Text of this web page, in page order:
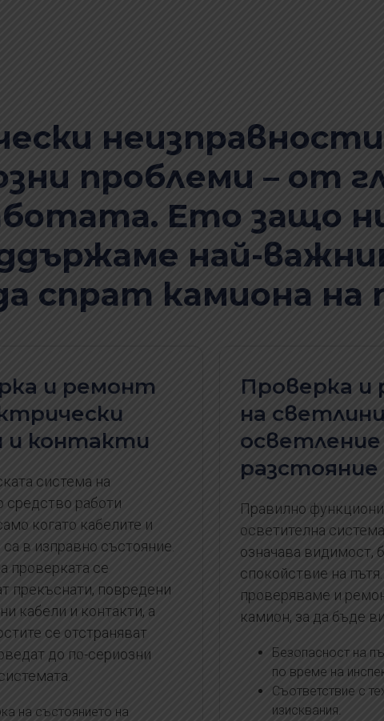
проблеми – от
Ето защо
най-
спрат камиона на
и ремонт
и контакти
система на
средство работи
когато кабелите и
са в изправно състояние.
проверката се
прекъснати, повредени
кабели и контакти, а
се отстраняват
до по-сериозни
на състоянието на
Проверка
на
осветление
разстояние
Правилно
осветителна
означава видимост,
спокойствие на
проверяваме и
камион, за да бъде
Безопасност на
по време на
Съответствие с
изисквания.